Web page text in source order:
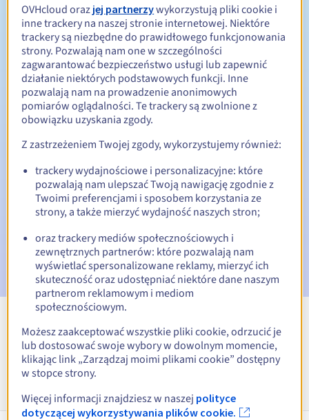
Okres odnowienia Od 1 do 5 lat
Okres wykupu
Automatyczne powiadomienia:
wygaśnięcia
E-mail w dniu wygaśnięcia powiadamiający o zawieszeniu
nazwy domeny
E-mail po Redemption Grace Periodpowiadamiający o
usunięciu nazwy domeny
Zobacz wszystkie rozszerzenia
Informacje o .net.af
OVHcloud oraz jej partnerzywykorzystują pliki cookie i
inne trackery na naszej stronie internetowej. Niektóre
trackery są niezbędne do prawidłowego funkcjonowania
strony. Pozwalają nam one w szczególności
zagwarantować bezpieczeństwo usługi lub zapewnić
działanie niektórych podstawowych funkcji. Inne
pozwalają nam na prowadzenie anonimowych
pomiarów oglądalności. Te trackery są zwolnione z
obowiązku uzyskania zgody.
Z zastrzeżeniem Twojej zgody, wykorzystujemy również:
trackery wydajnościowe i personalizacyjne: które
pozwalają nam ulepszać Twoją nawigację zgodnie z
Twoimi preferencjami i sposobem korzystania ze
strony, a także mierzyć wydajność naszych stron;
oraz trackery mediów społecznościowych i
zewnętrznych partnerów: które pozwalają nam
wyświetlać spersonalizowane reklamy, mierzyć ich
skuteczność oraz udostępniać niektóre dane naszym
partnerom reklamowym i mediom
społecznościowym.
Możesz zaakceptować wszystkie pliki cookie, odrzucić je
lub dostosować swoje wybory w dowolnym momencie,
klikając link „Zarządzaj moimi plikami cookie” dostępny
w stopce strony.
Więcej informacji znajdziesz w naszej polityce
dotyczącej wykorzystywania plików cookie.